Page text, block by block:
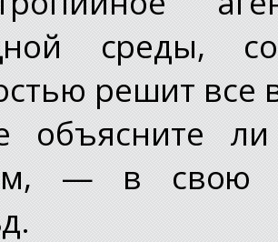
среды,
решит
ли
— в свою